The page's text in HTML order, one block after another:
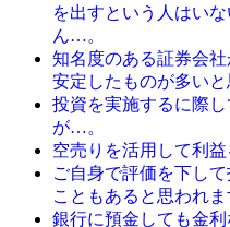
を出すという人はい
ん…。
知名度のある証券会
安定したものが多い
投資を実施するに際
が…。
空売りを活用して利
ご自身で評価を下し
こともあると思われま
銀行に預金しても金